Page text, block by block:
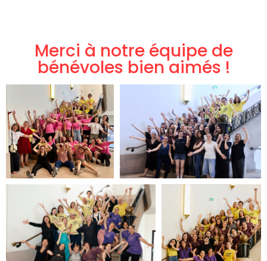
Merci à notre équipe de
bénévoles bien aimés !